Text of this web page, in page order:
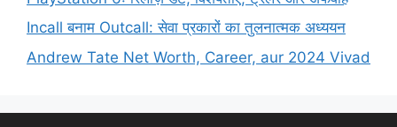
Incall बनाम Outcall: सेवा प्रकारों का तुलनात्मक अध्ययन
Andrew Tate Net Worth, Career, aur 2024 Vivad